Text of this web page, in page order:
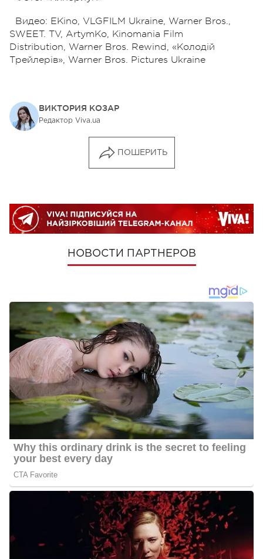
Видео: EKino, VLGFILM Ukraine, Warner Bros.,
SWEET. TV, ArtymKo, Kinomania Film
Distribution, Warner Bros. Rewind, «Колодій
Трейлерів», Warner Bros. Pictures Ukraine
ВИКТОРИЯ КОЗАР
Редактор Viva.ua
ПОШЕРИТЬ
НОВОСТИ ПАРТНЕРОВ